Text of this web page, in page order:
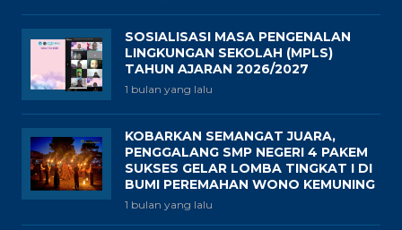
SOSIALISASI MASA PENGENALAN
LINGKUNGAN SEKOLAH (MPLS)
TAHUN AJARAN 2026/2027
1 bulan yang lalu
KOBARKAN SEMANGAT JUARA,
PENGGALANG SMP NEGERI 4 PAKEM
SUKSES GELAR LOMBA TINGKAT I DI
BUMI PEREMAHAN WONO KEMUNING
1 bulan yang lalu